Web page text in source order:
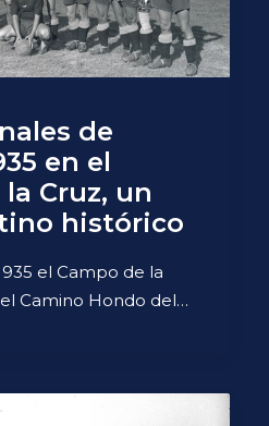
de
en el
Cruz, un
histórico
el Campo de la
Camino Hondo del…